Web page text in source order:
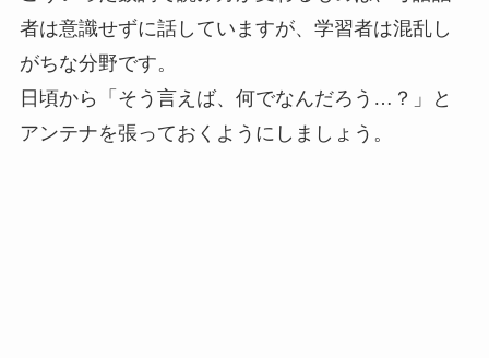
者は意識せずに話していますが、学習者は混乱し
がちな分野です。
日頃から「そう言えば、何でなんだろう…？」と
アンテナを張っておくようにしましょう。